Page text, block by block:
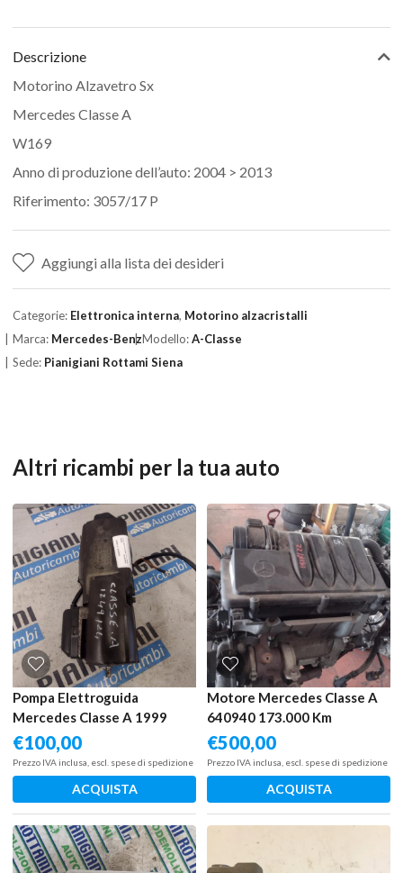
Descrizione
Motorino Alzavetro Sx
Mercedes Classe A
W169
Anno di produzione dell’auto: 2004 > 2013
Riferimento: 3057/17 P
Aggiungi alla lista dei desideri
Categorie: Elettronica interna, Motorino alzacristalli
Marca: Mercedes-BenzModello:A-Classe
Sede: Pianigiani Rottami Siena
Altri ricambi per la tua auto
Pompa Elettroguida
Mercedes Classe A 1999
€100,00
Prezzo IVA inclusa, escl. spese di spedizione
ACQUISTA
Motore Mercedes Classe A
640940 173.000 Km
€500,00
Prezzo IVA inclusa, escl. spese di spedizione
ACQUISTA